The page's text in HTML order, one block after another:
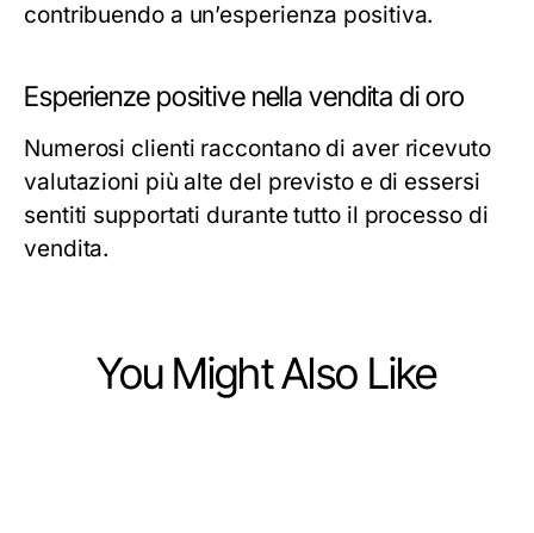
contribuendo a un’esperienza positiva.
Esperienze positive nella vendita di oro
Numerosi clienti raccontano di aver ricevuto
valutazioni più alte del previsto e di essersi
sentiti supportati durante tutto il processo di
vendita.
You Might Also Like